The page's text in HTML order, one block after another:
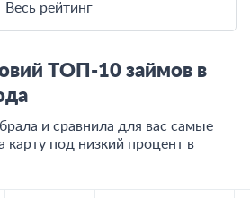
Весь рейтинг
ТОП-10 займов в
и сравнила для вас самые
карту под низкий процент в